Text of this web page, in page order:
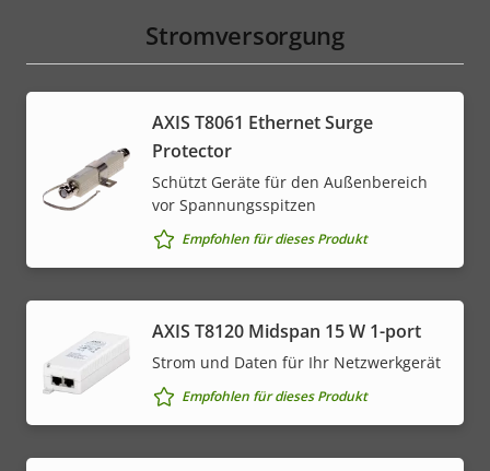
Stromversorgung
AXIS T8061 Ethernet Surge
Protector
Schützt Geräte für den Außenbereich
vor Spannungsspitzen
Empfohlen für dieses Produkt
AXIS T8120 Midspan 15 W 1-port
Strom und Daten für Ihr Netzwerkgerät
Empfohlen für dieses Produkt